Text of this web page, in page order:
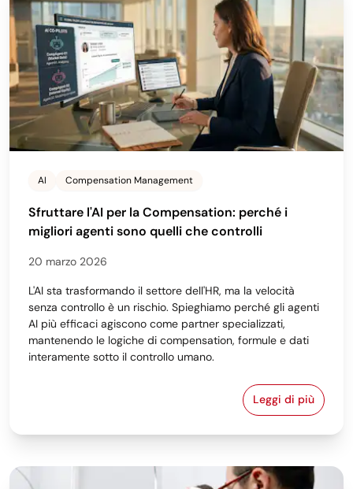
AI Compensation Management
Sfruttare l'AI per la Compensation: perché i
migliori agenti sono quelli che controlli
20 marzo 2026
L'AI sta trasformando il settore dell'HR, ma la velocità
senza controllo è un rischio. Spieghiamo perché gli agenti
AI più efficaci agiscono come partner specializzati,
mantenendo le logiche di compensation, formule e dati
interamente sotto il controllo umano.
Leggi di piùSfruttare l'AI